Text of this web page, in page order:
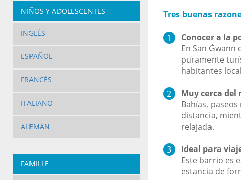
NIÑOS Y ADOLESCENTES
INGLÉS
ESPAÑOL
FRANCÉS
ITALIANO
ALEMÁN
FAMILLE
Tres buenas
Conocer a la
En San
puramente
habitantes
Muy cerca del
Bahías,
distancia,
relajada.
Ideal para
Este barrio es
estancia de